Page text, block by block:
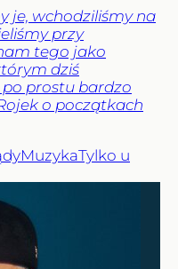
je, wchodziliśmy na
przy
tego jako
dziś
po prostu bardzo
o początkach
MuzykaTylko u